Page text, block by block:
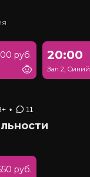
руб. 20:00
Зал 2, Синий
• 11
руб.